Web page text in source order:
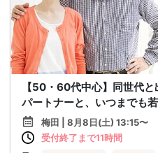
【50・60代中心】同世代と
パートナーと、いつまでも
梅田 | 8月8日(土) 13:15〜
受付終了まで11時間